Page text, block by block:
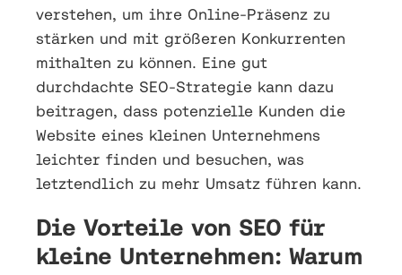
verstehen, um ihre Online-Präsenz zu
stärken und mit größeren Konkurrenten
mithalten zu können. Eine gut
durchdachte SEO-Strategie kann dazu
beitragen, dass potenzielle Kunden die
Website eines kleinen Unternehmens
leichter finden und besuchen, was
letztendlich zu mehr Umsatz führen kann.
Die Vorteile von SEO für
kleine Unternehmen: Warum